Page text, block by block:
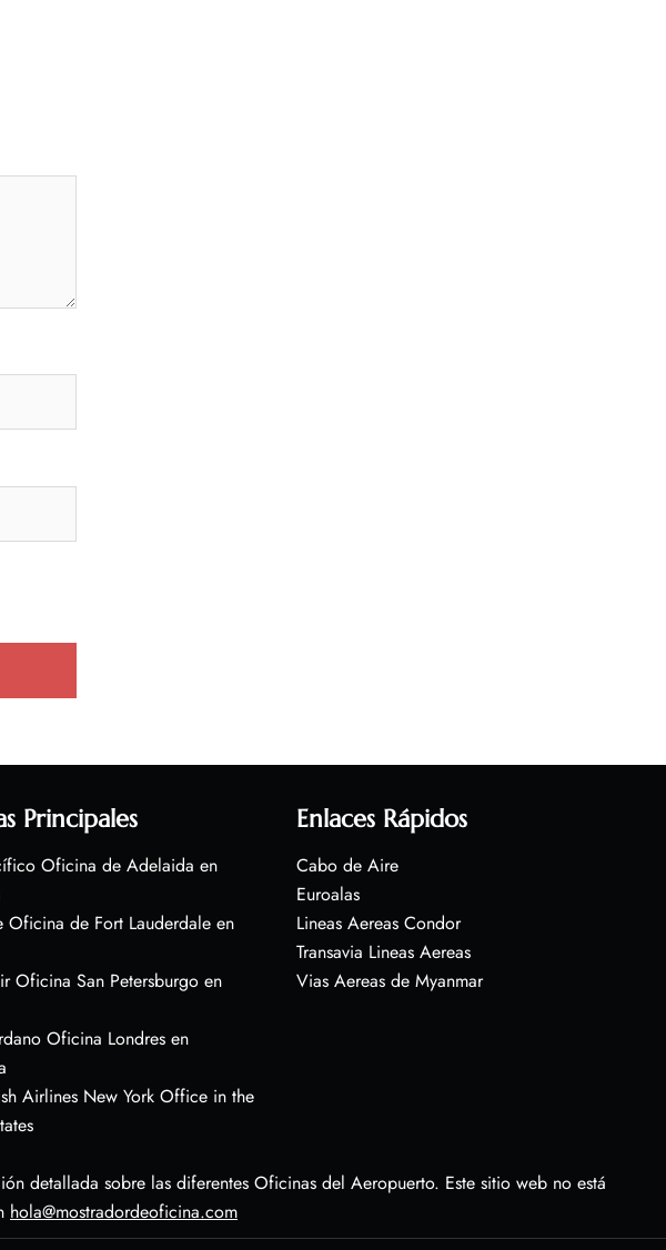
Principales
Oficina de Adelaida en
Oficina de Fort Lauderdale en
Oficina San Petersburgo en
Oficina Londres en
Airlines New York Office in the
Enlaces Rápidos
Cabo de Aire
Euroalas
Lineas Aereas Condor
Transavia Lineas Aereas
Vias Aereas de Myanmar
detallada sobre las diferentes Oficinas del Aeropuerto. Este sitio web no está
hola@mostradordeoficina.com